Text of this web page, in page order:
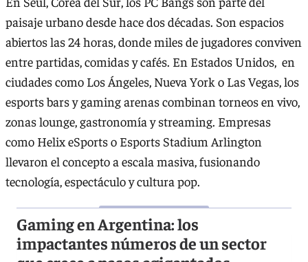
paisaje urbano desde hace dos décadas. Son espacios
abiertos las 24 horas, donde miles de jugadores conviven
entre partidas, comidas y cafés. En Estados Unidos, en
ciudades como Los Ángeles, Nueva York o Las Vegas, los
esports bars y gaming arenas combinan torneos en vivo,
zonas lounge, gastronomía y streaming. Empresas
como Helix eSports o Esports Stadium Arlington
llevaron el concepto a escala masiva, fusionando
tecnología, espectáculo y cultura pop.
Gaming en Argentina: los
impactantes números de un sector